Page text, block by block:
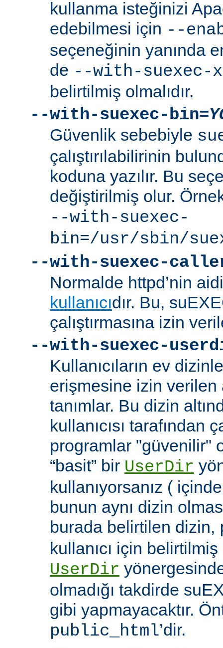
kullanma isteğinizi
edebilmesi için --
seçeneğinin yanında
de --with-suexec-
belirtilmiş olmalıdır.
--with-suexec-bin=
Güvenlik sebebiyle
çalıştırılabilirinin
koduna yazılır. Bu
değiştirilmiş olur.
--with-suexec-
bin=/usr/sbin/
--with-suexec-
Normalde httpd’nin
kullanıcıdır. Bu,
çalıştırmasına izin
--with-suexec-
Kullanıcıların ev
erişmesine izin
tanımlar. Bu dizin
kullanıcısı tarafından
programlar "güvenilir"
“basit” bir UserDir
kullanıyorsanız (
bunun aynı dizin
burada belirtilen dizin,
kullanıcı için
UserDir
olmadığı takdirde
gibi yapmayacaktır.
public_html’dir.